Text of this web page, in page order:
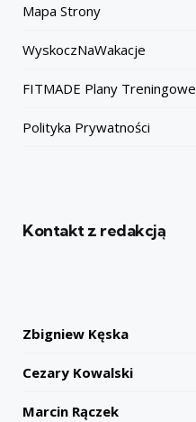
Mapa Strony
WyskoczNaWakacje
FITMADE Plany Treningowe
Polityka Prywatności
Kontakt z redakcją
Zbigniew Kęska
Cezary Kowalski
Marcin Rączek